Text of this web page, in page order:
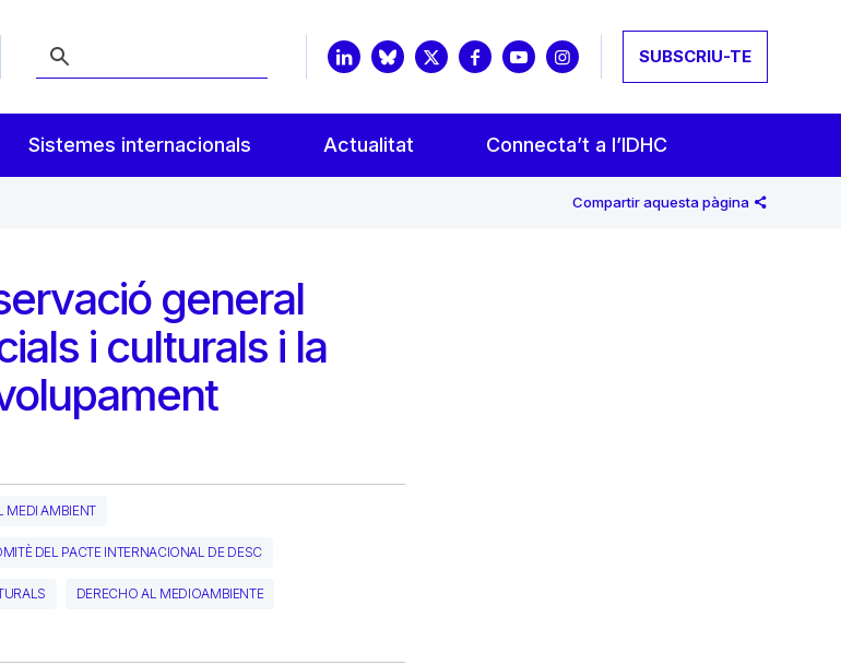
SUBSCRIU-TE
Sistemes internacionals Actualitat Connecta’t a l’IDHC
Compartir aquesta pàgina
general
i culturals i la
MEDI AMBIENT
DEL PACTE INTERNACIONAL DE DESC
DERECHO AL MEDIOAMBIENTE